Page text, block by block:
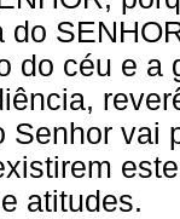
do céu e a
Senhor vai
atitudes.